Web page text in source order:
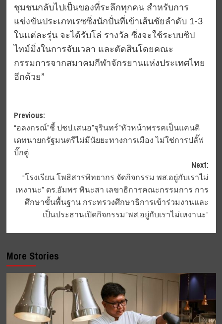
ชุมชนกลับไปเป็นของที่ระลึกทุกคน สำหรับการ
แข่งขันประเภทเรซซิ่งนักปั่นที่เข้าเส้นชัยลำดับ 1-3
ในแต่ละรุ่น จะได้รับโล่ รางวัล ซี่งจะใช้ระบบชิป
ไทม์มิ่งในการจับเวลา และตัดสินโดยคณะ
กรรมการจากสมาคมกีฬาจักรยานแห่งประเทศไทย
อีกด้วย”
Post
navigation
Previous:
“อลงกรณ์”ชี้ ปชป.เสนอ”จุรินทร์”หัวหน้าพรรคเป็นแคนดิ
เดทนายกรัฐมนตรีไม่มีนัยยะทางการเมือง ไม่ใช่การปลั๊ฟ
บิ๊กตู่
Next:
“โรงเรียน โพธิสารพิทยากร จัดกิจกรรม พส.อยู่กับเราไม่
เหงานะ” ดร.อัมพร พินะสา เลขาธิการคณะกรรมการ การ
ศึกษาขั้นพื้นฐาน กระทรวงศึกษาธิการเข้าร่วมงานและ
เป็นประธานเปิดกิจกรรม”พส.อยู่กับเราไม่เหงานะ”
More Stories